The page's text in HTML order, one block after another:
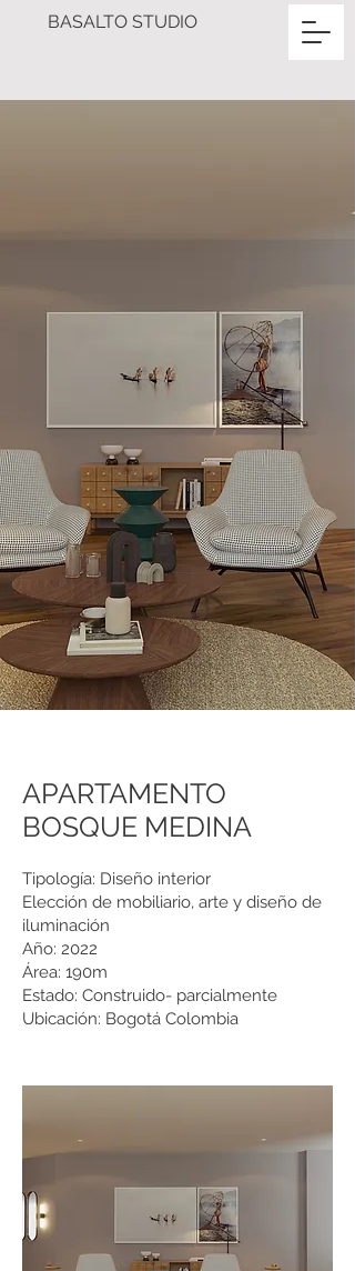
BASALTO STUDIO
APARTAMENTO
BOSQUE MEDINA
Tipología: Diseño interior
Elección de mobiliario, arte y diseño de
iluminación
Año: 2022
Área: 190m
Estado: Construido- parcialmente
Ubicación: Bogotá Colombia